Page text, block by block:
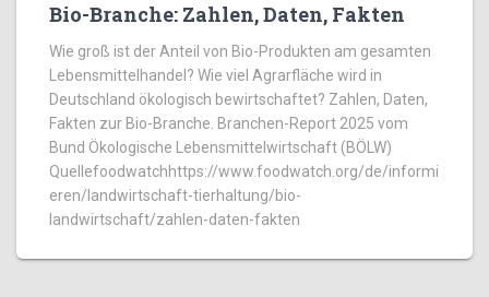
Bio-Branche: Zahlen, Daten, Fakten
Wie groß ist der Anteil von Bio-Produkten am gesamten
Lebensmittelhandel? Wie viel Agrarfläche wird in
Deutschland ökologisch bewirtschaftet? Zahlen, Daten,
Fakten zur Bio-Branche. Branchen-Report 2025 vom
Bund Ökologische Lebensmittelwirtschaft (BÖLW)
Quellefoodwatchhttps://www.foodwatch.org/de/informi
eren/landwirtschaft-tierhaltung/bio-
landwirtschaft/zahlen-daten-fakten